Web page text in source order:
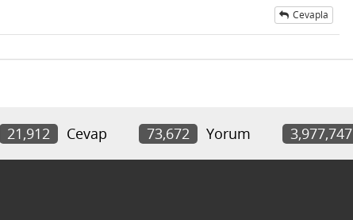
Cevapla
21,912 Cevap 73,672 Yorum 3,977,747